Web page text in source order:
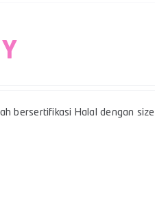
bersertifikasi Halal dengan